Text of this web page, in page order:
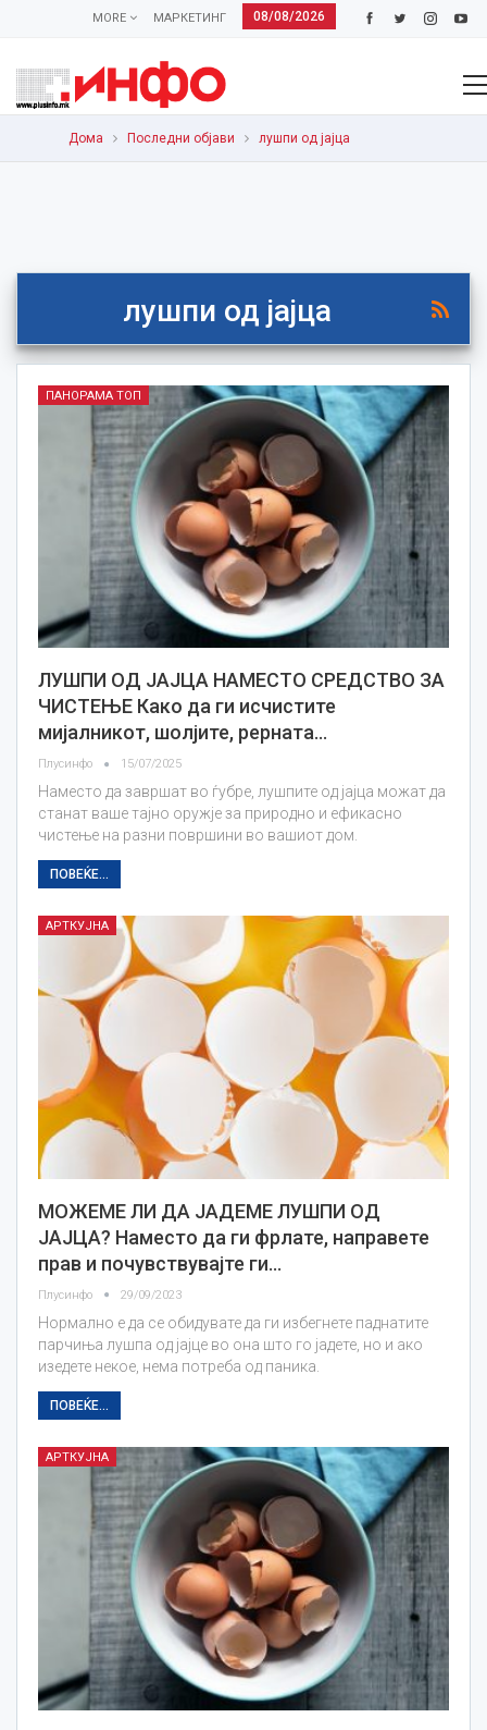
08/08/2026
МАРКЕТИНГ
MORE
Дома Последни објави лушпи од јајца
лушпи од јајца
ПАНОРАМА ТОП
ЛУШПИ ОД ЈАЈЦА НАМЕСТО СРЕДСТВО ЗА
ЧИСТЕЊЕ Како да ги исчистите
мијалникот, шолјите, рерната…
Плусинфо 15/07/2025
Наместо да завршат во ѓубре, лушпите од јајца можат да
станат ваше тајно оружје за природно и ефикасно
чистење на разни површини во вашиот дом.
ПОВЕЌЕ...
АРТКУЈНА
МОЖЕМЕ ЛИ ДА ЈАДЕМЕ ЛУШПИ ОД
ЈАЈЦА? Наместо да ги фрлате, направете
прав и почувствувајте ги…
Плусинфо 29/09/2023
Нормално е да се обидувате да ги избегнете паднатите
парчиња лушпа од јајце во она што го јадете, но и ако
изедете некое, нема потреба од паника.
ПОВЕЌЕ...
АРТКУЈНА